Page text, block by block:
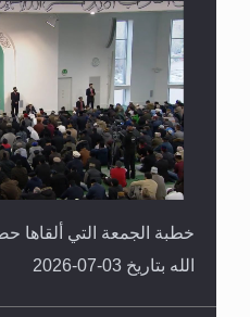
خطبة الجمعة التي ألقاها
الله بتاريخ 03-07-2026